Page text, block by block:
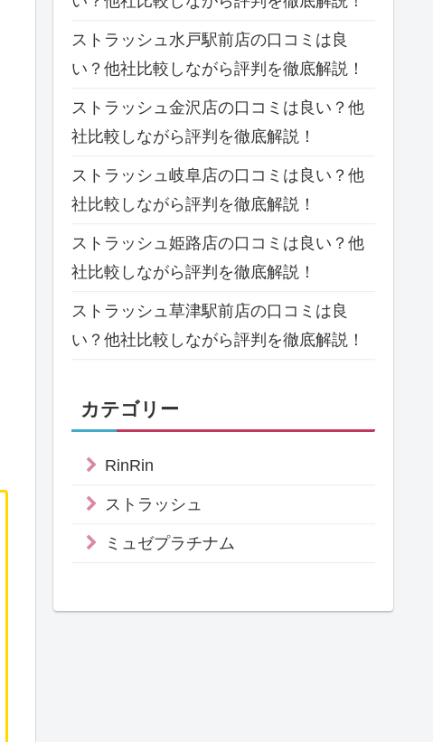
ストラッシュ水戸駅前店の口コミは良
い？他社比較しながら評判を徹底解説！
ストラッシュ金沢店の口コミは良い？他
社比較しながら評判を徹底解説！
ストラッシュ岐阜店の口コミは良い？他
社比較しながら評判を徹底解説！
ストラッシュ姫路店の口コミは良い？他
社比較しながら評判を徹底解説！
ストラッシュ草津駅前店の口コミは良
い？他社比較しながら評判を徹底解説！
カテゴリー
RinRin
ストラッシュ
ミュゼプラチナム